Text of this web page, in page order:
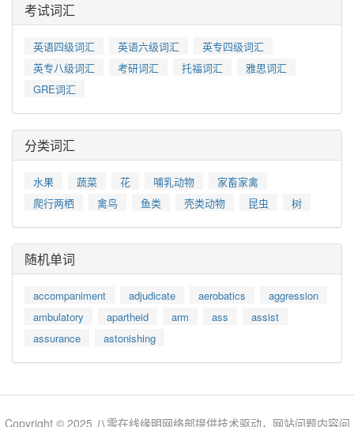
考试词汇
英语四级词汇 英语六级词汇
英专四级词汇
英专八级词汇
考研词汇 托福词汇
雅思词汇
GRE词汇
分类词汇
水果 蔬菜 花 哺乳动物
家畜家禽
爬行两栖
禽鸟 鱼类 壳类动物 昆虫 树
随机单词
accompaniment adjudicate aerobatics
aggression
ambulatory
apartheid arm ass
assist
assurance
astonishing
Copyright © 2025 八零在线缘明网络部提供技术驱动，网站问题内容问